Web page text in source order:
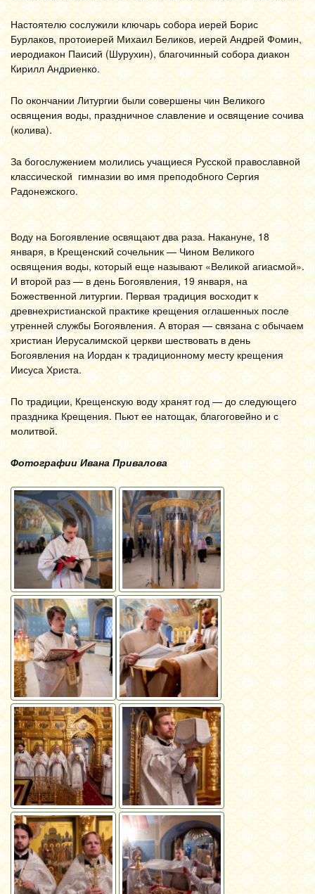
Настоятелю сослужили ключарь собора иерей Борис
Бурлаков, протоиерей Михаил Беликов, иерей Андрей Фомин,
иеродиакон Паисий (Шурухин), благочинный собора диакон
Кирилл Андриенко.
По окончании Литургии были совершены чин Великого
освящения воды, праздничное славление и освящение сочива
(колива).
За богослужением молились учащиеся Русской православной
классической гимназии во имя преподобного Сергия
Радонежского.
Воду на Богоявление освящают два раза. Накануне, 18
января, в Крещенский сочельник — Чином Великого
освящения воды, который еще называют «Великой агиасмой».
И второй раз — в день Богоявления, 19 января, на
Божественной литургии. Первая традиция восходит к
древнехристианской практике крещения оглашенных после
утренней службы Богоявления. А вторая — связана с обычаем
христиан Иерусалимской церкви шествовать в день
Богоявления на Иордан к традиционному месту крещения
Иисуса Христа.
По традиции, Крещенскую воду хранят год — до следующего
праздника Крещения. Пьют ее натощак, благоговейно и с
молитвой.
Фотографии Ивана Привалова